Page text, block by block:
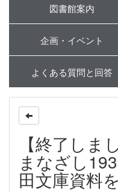
図書館案内
企画・イベント
よくある質問と回答
【終了しま
まなざし
田文庫資料